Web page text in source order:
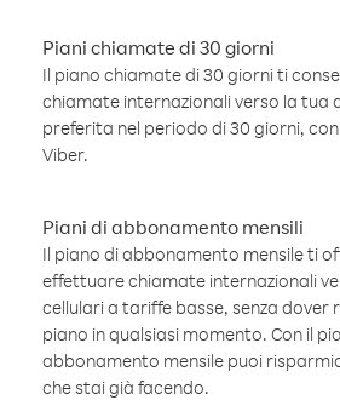
Piani chiamate di 30 giorni
Il piano chiamate di 30 giorni ti
chiamate internazionali verso la tua
preferita nel periodo di 30 giorni,
Viber.
Piani di abbonamento mensili
Il piano di abbonamento mensile ti
effettuare chiamate internazionali
cellulari a tariffe basse, senza dover
piano in qualsiasi momento. Con il
abbonamento mensile puoi
che stai già facendo.